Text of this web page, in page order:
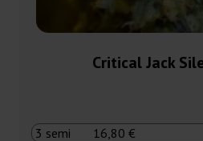
Critical Jack